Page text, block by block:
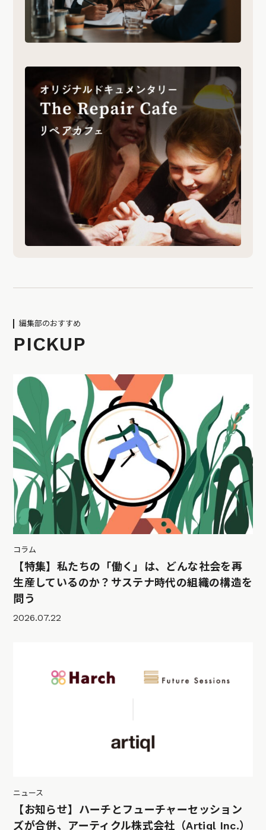
編集部のおすすめ
PICKUP
コラム
【特集】私たちの「働く」は、どんな社会を再
生産しているのか？サステナ時代の組織の構造を
問う
2026.07.22
ニュース
【お知らせ】ハーチとフューチャーセッション
ズが合併、アーティクル株式会社（Artiql Inc.）